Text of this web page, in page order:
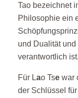
Tao bezeichnet
Philosophie ein
und Dualität
verantwortlich ist.
Für Lao Tse war
der Schlüssel